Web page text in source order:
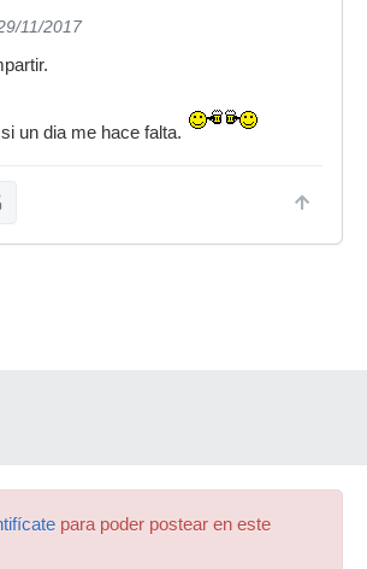
11/2017
un dia me hace falta.
para poder postear en este